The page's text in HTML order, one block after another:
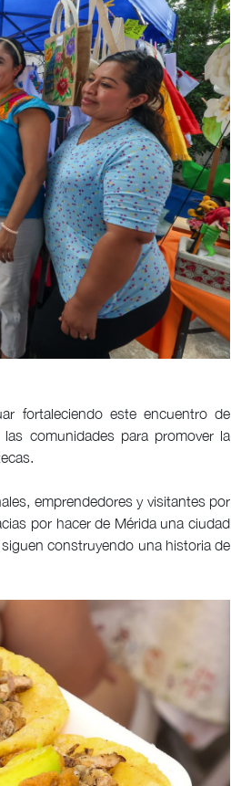
fortaleciendo este encuentro de
comunidades para promover la
emprendedores y visitantes por
por hacer de Mérida una ciudad
construyendo una historia de